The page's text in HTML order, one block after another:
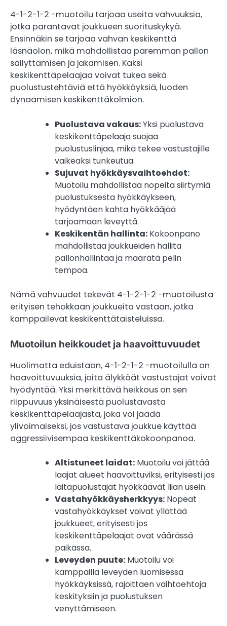
4-1-2-1-2 -muotoilu tarjoaa useita vahvuuksia,
jotka parantavat joukkueen suorituskykyä.
Ensinnäkin se tarjoaa vahvan keskikenttä
läsnäolon, mikä mahdollistaa paremman pallon
säilyttämisen ja jakamisen. Kaksi
keskikenttäpelaajaa voivat tukea sekä
puolustustehtäviä että hyökkäyksiä, luoden
dynaamisen keskikenttäkolmion.
Puolustava vakaus:Yksi puolustava
keskikenttäpelaaja suojaa
puolustuslinjaa, mikä tekee vastustajille
vaikeaksi tunkeutua.
Sujuvat hyökkäysvaihtoehdot:
Muotoilu mahdollistaa nopeita siirtymiä
puolustuksesta hyökkäykseen,
hyödyntäen kahta hyökkääjää
tarjoamaan leveyttä.
Keskikentän hallinta: Kokoonpano
mahdollistaa joukkueiden hallita
pallonhallintaa ja määrätä pelin
tempoa.
Nämä vahvuudet tekevät 4-1-2-1-2 -muotoilusta
erityisen tehokkaan joukkueita vastaan, jotka
kamppailevat keskikenttätaisteluissa.
Muotoilun heikkoudet ja haavoittuvuudet
Huolimatta eduistaan, 4-1-2-1-2 -muotoilulla on
haavoittuvuuksia, joita älykkäät vastustajat voivat
hyödyntää. Yksi merkittävä heikkous on sen
riippuvuus yksinäisestä puolustavasta
keskikenttäpelaajasta, joka voi jäädä
ylivoimaiseksi, jos vastustava joukkue käyttää
aggressiivisempaa keskikenttäkokoonpanoa.
Altistuneet laidat: Muotoilu voi jättää
laajat alueet haavoittuviksi, erityisesti jos
laitapuolustajat hyökkäävät liian usein.
Vastahyökkäysherkkyys: Nopeat
vastahyökkäykset voivat yllättää
joukkueet, erityisesti jos
keskikenttäpelaajat ovat väärässä
paikassa.
Leveyden puute: Muotoilu voi
kamppailla leveyden luomisessa
hyökkäyksissä, rajoittaen vaihtoehtoja
keskityksiin ja puolustuksen
venyttämiseen.